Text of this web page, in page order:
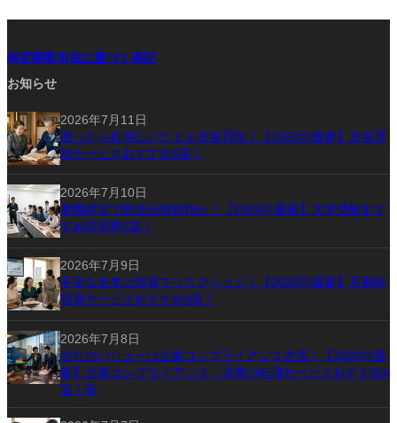
特定商取引法に基づく表記
お知らせ
2026年7月11日
困ったら自宅にいたまま出張買取！【2026年最新】出張買
取サービスおすすめ5選！
2026年7月10日
夏期講習で現役合格目指せ！【2026年最新】大学受験おす
すめ学習塾5選！
2026年7月9日
不安な未来は投資でリスクヘッジ！【2026年最新】不動産
投資サービスおすすめ5選！
2026年7月8日
会社のバリューは企業コンプライアンス次第！【2026年最
新】企業コンプライアンス・法務の転職サービスおすすめ5
選！市